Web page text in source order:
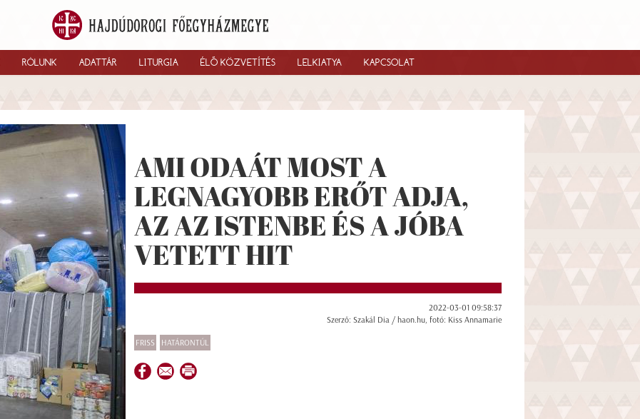
RÓLUNK ADATTÁR LITURGIA ÉLŐ KÖZVETÍTÉS LELKIATYA KAPCSOLAT
AMI ODAÁT MOST A
LEGNAGYOBB ERŐT ADJA,
AZ AZ ISTENBE ÉS A JÓBA
VETETT HIT
2022-03-01 09:58:37
Szerző: Szakál Dia / haon.hu, fotó: Kiss Annamarie
FRISS HATÁRONTÚL